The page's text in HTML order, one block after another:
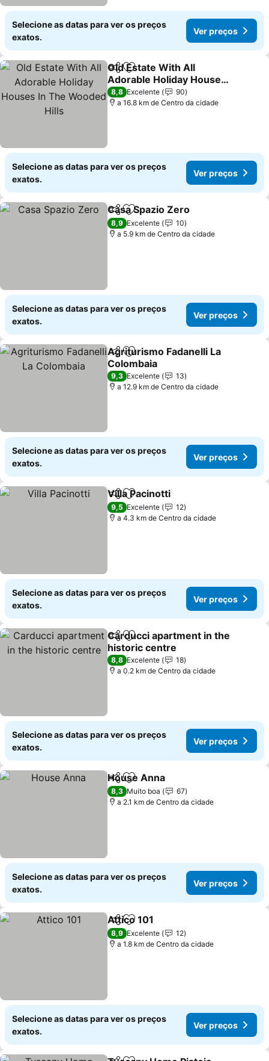
Selecione as datas para ver os preços
exatos.
Ver preços
PartilharAdicionar aos favoritos
Old Estate With All
Adorable Holiday Houses
In The Wooded Hills
Ver preços
8,8 Excelente
90
a 16.8 km de Centro da cidade
Selecione as datas para ver os preços
exatos.
Ver preços
PartilharAdicionar aos favoritos
Casa Spazio Zero
8,9 Excelente
10
a 5.9 km de Centro da cidade
Selecione as datas para ver os preços
exatos.
Ver preços
PartilharAdicionar aos favoritos
Agriturismo Fadanelli La
Colombaia
Ver preços
9,3 Excelente
13
a 12.9 km de Centro da cidade
Selecione as datas para ver os preços
exatos.
Ver preços
PartilharAdicionar aos favoritos
Villa Pacinotti
9,5 Excelente
12
a 4.3 km de Centro da cidade
Selecione as datas para ver os preços
exatos.
Ver preços
PartilharAdicionar aos favoritos
Carducci apartment in the
historic centre
Ver preços
8,8 Excelente
18
a 0.2 km de Centro da cidade
Selecione as datas para ver os preços
exatos.
Ver preços
PartilharAdicionar aos favoritos
House Anna
8,3 Muito boa
67
a 2.1 km de Centro da cidade
Selecione as datas para ver os preços
exatos.
Ver preços
PartilharAdicionar aos favoritos
Attico 101
8,9 Excelente
12
a 1.8 km de Centro da cidade
Selecione as datas para ver os preços
exatos.
Ver preços